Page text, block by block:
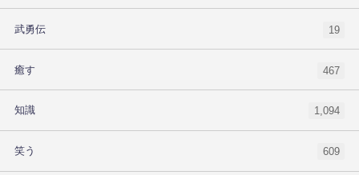
武勇伝 19
癒す 467
知識 1,094
笑う 609